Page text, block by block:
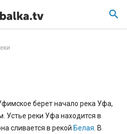
search
берет начало река Уфа,
Устье реки Уфа находится в
сливается в рекой Белая . В